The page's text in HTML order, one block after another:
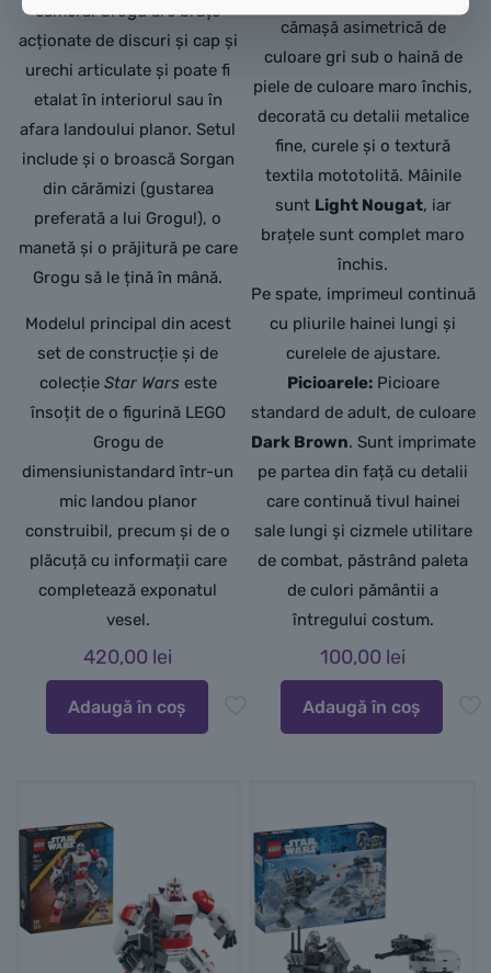
cameră. Grogu are brațe
acționate de discuri și cap și
urechi articulate și poate fi
etalat în interiorul sau în
afara landoului planor. Setul
include și o broască Sorgan
din cărămizi (gustarea
preferată a lui Grogu!), o
manetă și o prăjitură pe care
Grogu să le țină în mână.
Modelul principal din acest
set de construcție și de
colecție Star Wars este
însoțit de o figurină LEGO
Grogu de
dimensiunistandard într-un
mic landou planor
construibil, precum și de o
plăcuță cu informații care
completează exponatul
vesel.
420,00 lei
Adaugă în coș
cămașă asimetrică de
culoare gri sub o haină de
piele de culoare maro închis,
decorată cu detalii metalice
fine, curele și o textură
textila mototolită. Mâinile
sunt Light Nougat, iar
brațele sunt complet maro
închis.
Pe spate, imprimeul continuă
cu pliurile hainei lungi și
curelele de ajustare.
Picioarele:Picioare
standard de adult, de culoare
Dark Brown. Sunt imprimate
pe partea din față cu detalii
care continuă tivul hainei
sale lungi și cizmele utilitare
de combat, păstrând paleta
de culori pământii a
întregului costum.
100,00 lei
Adaugă în coș